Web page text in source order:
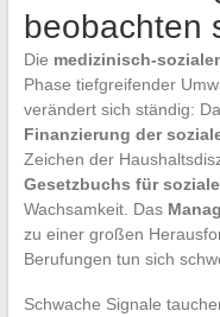
beobachten
Die medizinisch-
Phase tiefgreifender
verändert sich ständig:
Finanzierung der
Zeichen der
Gesetzbuchs für
Wachsamkeit. Das
zu einer großen
Berufungen tun sich
Schwache Signale